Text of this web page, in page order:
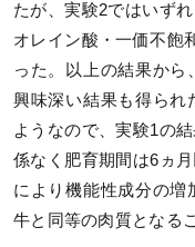
たが、実験2ではいず
オレイン酸・一価不飽
った。以上の結果か
興味深い結果も得られ
ようなので、実験1の
係なく肥育期間は6ヵ
により機能性成分の増
牛と同等の肉質となる